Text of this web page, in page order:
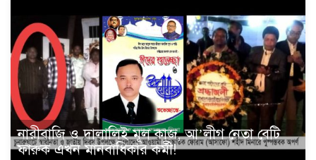
নারীবাজি ও দালালিই মূল কাজ, আ’লীগ নেতা বেটি
ফারুক এখন মানবাধিকার কর্মী!